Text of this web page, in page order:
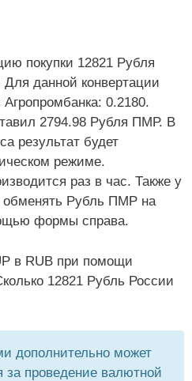
покупки 12821 Рубля
данной конвертации
0.2180.
2794.98 Рубля ПМР. В
результат будет
режиме.
раз в час. Также у
обменять Рубль ПМР на
формы справа.
в RUB при помощи
12821 Рубль России
дополнительно может
за проведение валютной